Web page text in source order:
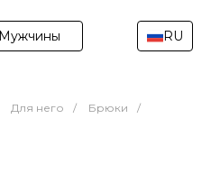
Мужчины RU
Для него / Брюки
/